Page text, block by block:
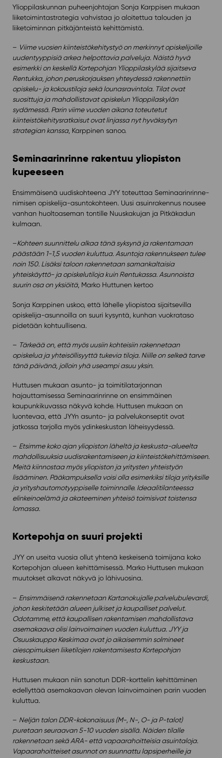
Ylioppilaskunnan puheenjohtajan Sonja Karppisen mukaan
liiketoimintastrategia vahvistaa jo aloitettua talouden ja
liiketoiminnan pitkäjänteistä kehittämistä.
– Viime vuosien kiinteistökehitystyö on merkinnyt opiskelijoille
uudentyyppisiä arkea helpottavia palveluja. Näistä hyvä
esimerkki on keskellä Kortepohjan Ylioppilaskylää sijaitseva
Rentukka, johon peruskorjauksen yhteydessä rakennettiin
opiskelu- ja kokoustiloja sekä lounasravintola. Tilat ovat
suosittuja ja mahdollistavat opiskelun Ylioppilaskylän
sydämessä. Parin viime vuoden aikana toteutetut
kiinteistökehitysratkaisut ovat linjassa nyt hyväksytyn
strategian kanssa, Karppinen sanoo.
Seminaarinrinne rakentuu yliopiston
kupeeseen
Ensimmäisenä uudiskohteena JYY toteuttaa Seminaarinrinne-
nimisen opiskelija-asuntokohteen. Uusi asuinrakennus nousee
vanhan huoltoaseman tontille Nuuskakujan ja Pitkäkadun
kulmaan.
–Kohteen suunnittelu alkaa tänä syksynä ja rakentamaan
päästään 1-1,5 vuoden kuluttua. Asuntoja rakennukseen tulee
noin 150. Lisäksi taloon rakennetaan samankaltaisia
yhteiskäyttö- ja opiskelutiloja kuin Rentukassa. Asunnoista
suurin osa on yksiöitä, Marko Huttunen kertoo
Sonja Karppinen uskoo, että lähelle yliopistoa sijaitsevilla
opiskelija-asunnoilla on suuri kysyntä, kunhan vuokrataso
pidetään kohtuullisena.
– Tärkeää on, että myös uusiin kohteisiin rakennetaan
opiskelua ja yhteisöllisyyttä tukevia tiloja. Niille on selkeä tarve
tänä päivänä, jolloin yhä useampi asuu yksin.
Huttusen mukaan asunto- ja toimitilatarjonnan
hajauttamisessa Seminaarinrinne on ensimmäinen
kaupunkikuvassa näkyvä kohde. Huttusen mukaan on
luontevaa, että JYYn asunto- ja palvelukonseptit ovat
jatkossa tarjolla myös ydinkeskustan läheisyydessä.
– Etsimme koko ajan yliopiston läheltä ja keskusta-alueelta
mahdollisuuksia uudisrakentamiseen ja kiinteistökehittämiseen.
Meitä kiinnostaa myös yliopiston ja yritysten yhteistyön
lisääminen. Pääkampuksella voisi olla esimerkiksi tiloja yrityksille
ja yrityshautomotyyppiselle toiminnalle. Ideaalitilanteessa
elinkeinoelämä ja akateeminen yhteisö toimisivat toistensa
lomassa.
Kortepohja on suuri projekti
JYY on useita vuosia ollut yhtenä keskeisenä toimijana koko
Kortepohjan alueen kehittämisessä. Marko Huttusen mukaan
muutokset alkavat näkyvä jo lähivuosina.
– Ensimmäisenä rakennetaan Kartanokujalle palvelubulevardi,
johon keskitetään alueen julkiset ja kaupalliset palvelut.
Odotamme, että kaupallisen rakentamisen mahdollistava
asemakaava olisi lainvoimainen vuoden kuluttua. JYY ja
Osuuskauppa Keskimaa ovat jo aikaisemmin solmineet
aiesopimuksen liiketilojen rakentamisesta Kortepohjan
keskustaan.
Huttusen mukaan niin sanotun DDR-korttelin kehittäminen
edellyttää asemakaavan olevan lainvoimainen parin vuoden
kuluttua.
– Neljän talon DDR-kokonaisuus (M-, N-, O- ja P-talot)
puretaan seuraavan 5-10 vuoden sisällä. Näiden tilalle
rakennetaan sekä ARA- että vapaarahoitteisia asuintaloja.
Vapaarahoitteiset asunnot on suunnattu lapsiperheille ja